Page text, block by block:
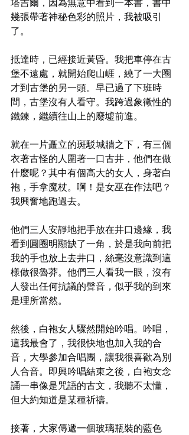
幾張帶著神秘色彩的照片，我被吸引
了。
抵達時，已經接近黃昏。我把車停在古
堡不遠處，就開始爬山崕，繞了一大圈
才到古堡的另一頭。早已過了下班時
間，古堡沒有人看守。我跨過象徵性的
鐵鍊，繼續往山上的廢墟前進。
就在一片矗立的斑駁城牆之下，有三個
衣著古怪的人圍著一口古井，他們在做
什麼呢？其中有個高大的女人，身著白
袍，手拿魔杖。啊！是女巫在作法吧？
我興奮地跑過去。
他們三人安靜地把手放在井口邊緣，我
看到圓圈明顯缺了一角，於是我向前把
我的手也放上去井口，絲毫沒意識到這
樣做很魯莽。他們三人看我一眼，沒有
人發出任何抗議的聲音，似乎我的到來
是理所當然。
然後，白袍女人驟然開始吟唱。吟唱，
這我最會了，我很快地也加入我的合
音，大學參加合唱團，讓我很喜歡為別
人合音。即興吟唱結束之後，白袍女念
誦一串像是咒語的古文，我聽不太懂，
但大約知道是某種祈禱。
接著，大家傳遞一個玻璃瓶裝的藍色